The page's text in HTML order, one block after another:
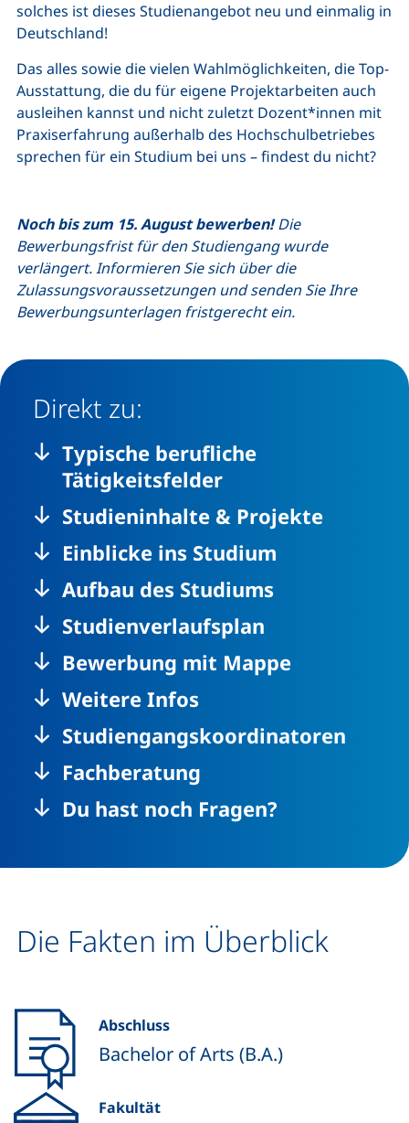
solches ist dieses Studienangebot neu und einmalig in
Deutschland!
Das alles sowie die vielen Wahlmöglichkeiten, die Top-
Ausstattung, die du für eigene Projektarbeiten auch
ausleihen kannst und nicht zuletzt Dozent*innen mit
Praxiserfahrung außerhalb des Hochschulbetriebes
sprechen für ein Studium bei uns – findest du nicht?
Noch bis zum 15. August bewerben!Die
Bewerbungsfrist für den Studiengang wurde
verlängert. Informieren Sie sich über die
Zulassungsvoraussetzungen und senden Sie Ihre
Bewerbungsunterlagen fristgerecht ein.
Direkt zu:
Typische berufliche
Tätigkeitsfelder
Studieninhalte & Projekte
Einblicke ins Studium
Aufbau des Studiums
Studienverlaufsplan
Bewerbung mit Mappe
Weitere Infos
Studiengangskoordinatoren
Fachberatung
Du hast noch Fragen?
Die Fakten im Überblick
Abschluss
Bachelor of Arts (B.A.)
Fakultät